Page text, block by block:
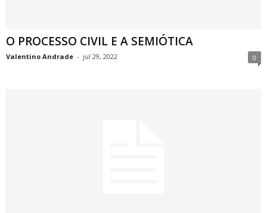
O PROCESSO CIVIL E A SEMIÓTICA
Valentino Andrade - jul 29, 2022 0